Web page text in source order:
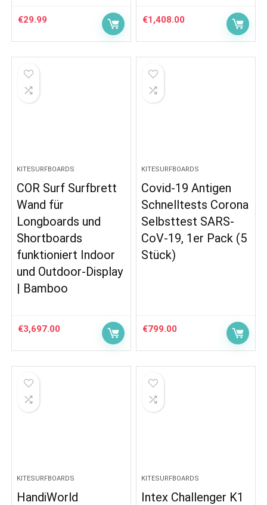
€29.99 €1,408.00
KITESURFBOARDS
COR Surf Surfbrett
Wand für
Longboards und
Shortboards
funktioniert Indoor
und Outdoor-Display
| Bamboo
€3,697.00
KITESURFBOARDS
Covid-19 Antigen
Schnelltests Corona
Selbsttest SARS-
CoV-19, 1er Pack (5
Stück)
€799.00
KITESURFBOARDS
HandiWorld
KITESURFBOARDS
Intex Challenger K1